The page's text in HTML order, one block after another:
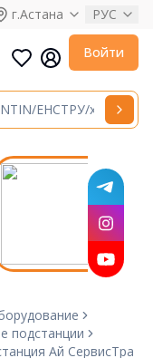
г.Астана РУС
Войти
подстанции
Ай СервисТра